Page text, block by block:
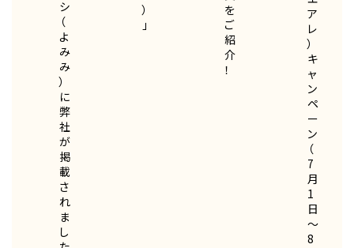
シ
（
よ
み
み
）
に
弊
社
が
掲
載
さ
れ
ま
し
）
」
を
ご
紹
介
！
ア
レ
）
キ
ャ
ン
ペ
ー
ン
（
7
月
1
日
～
8